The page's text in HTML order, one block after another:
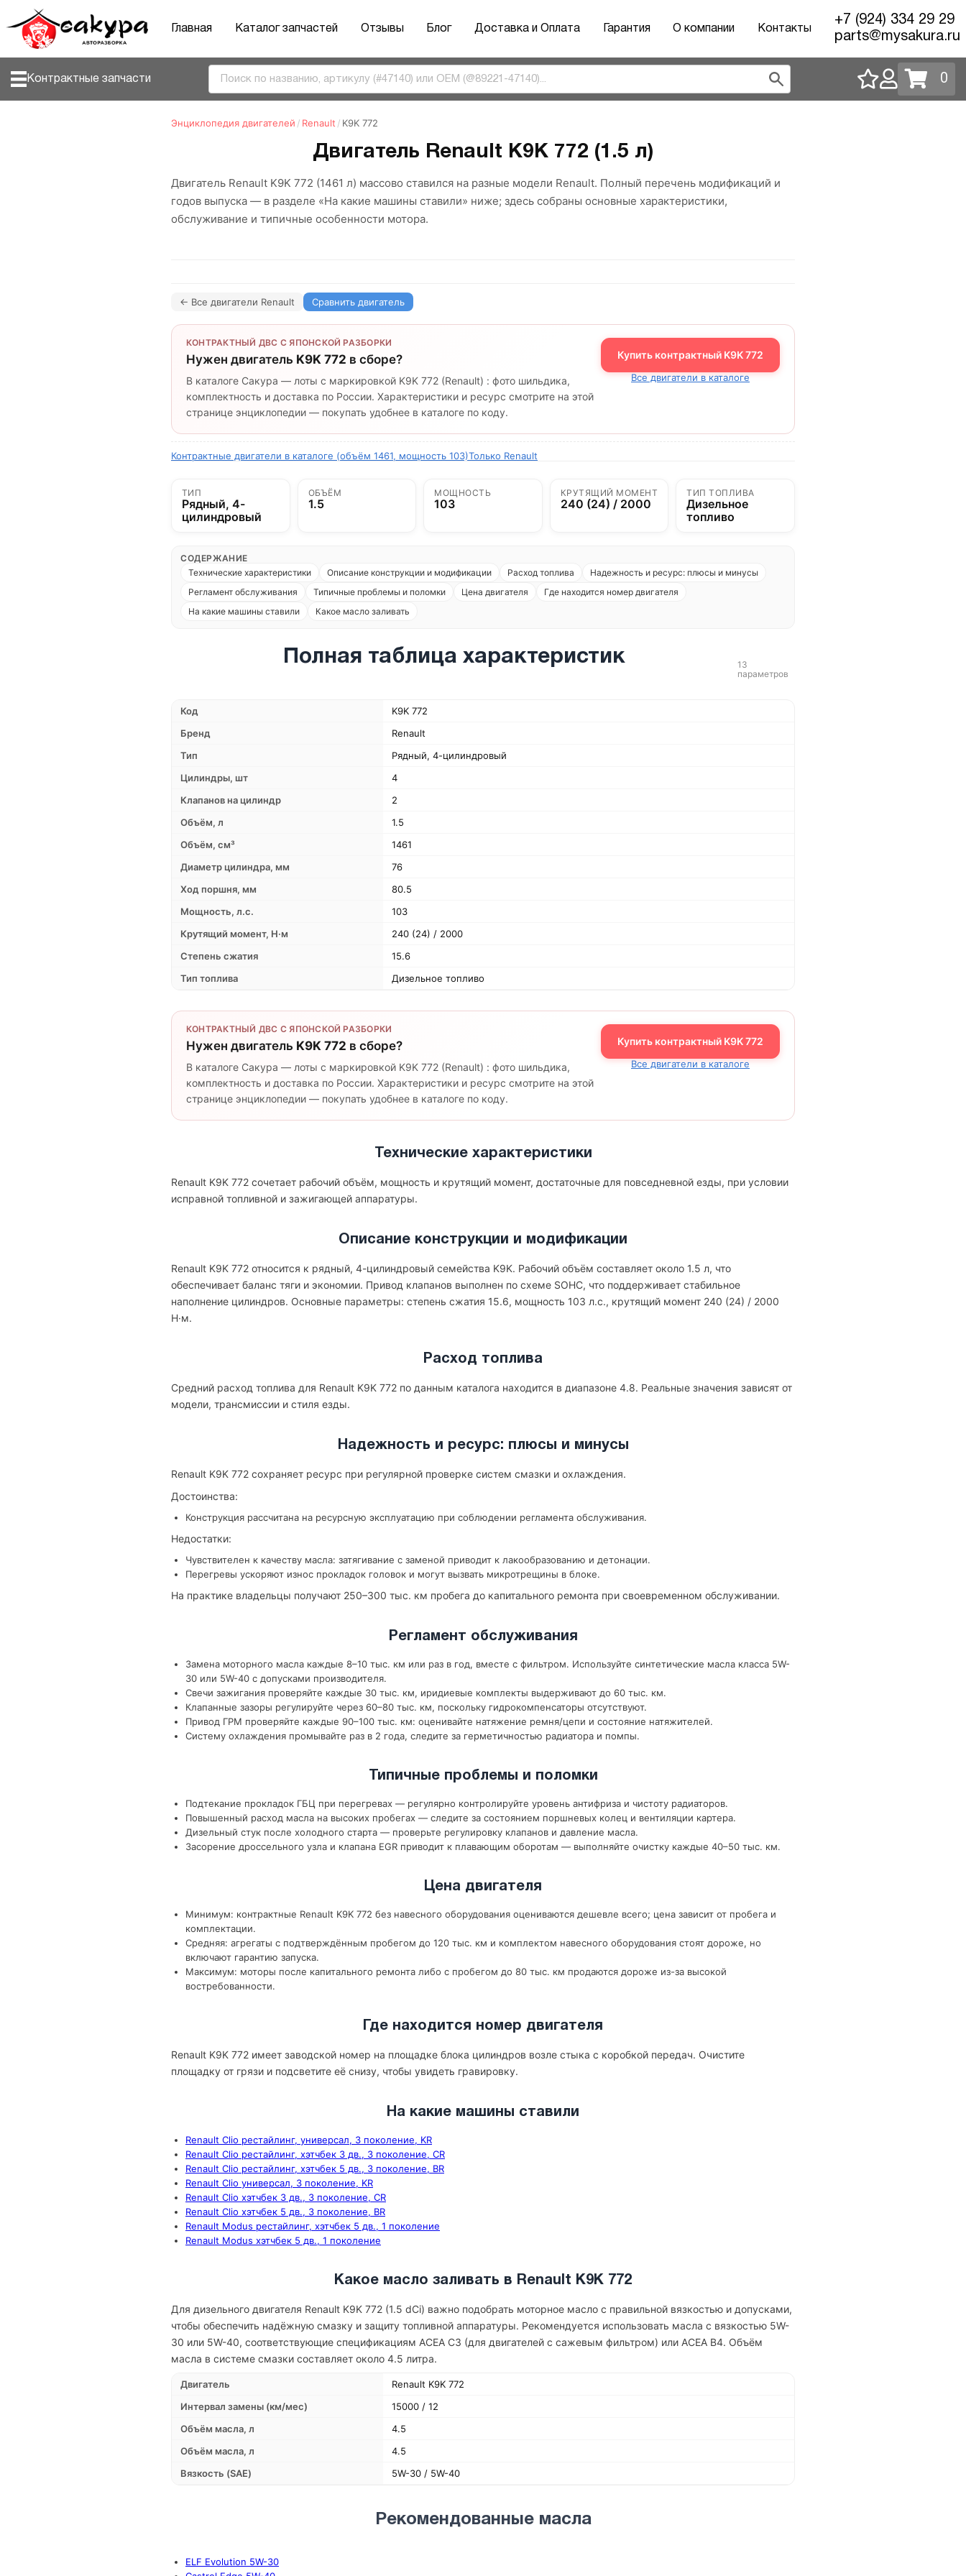
Главная Каталог запчастей Отзывы Блог Доставка и Оплата Гарантия О компании Контакты
+7 (924) 334 29 29
parts@mysakura.ru
Контрактные запчасти 0
Энциклопедия двигателей / Renault / K9K 772
Двигатель Renault K9K 772 (1.5 л)
Двигатель Renault K9K 772 (1461 л) массово ставился на разные модели Renault. Полный перечень модификаций и
годов выпуска — в разделе «На какие машины ставили» ниже; здесь собраны основные характеристики,
обслуживание и типичные особенности мотора.
← Все двигатели Renault Сравнить двигатель
КОНТРАКТНЫЙ ДВС С ЯПОНСКОЙ РАЗБОРКИ
Нужен двигатель K9K 772 в сборе?
В каталоге Сакура — лоты с маркировкой K9K 772 (Renault) : фото шильдика,
комплектность и доставка по России. Характеристики и ресурс смотрите на этой
странице энциклопедии — покупать удобнее в каталоге по коду.
Купить контрактный K9K 772
Все двигатели в каталоге
Контрактные двигатели в каталоге (объём 1461, мощность 103)Только Renault
ТИП
Рядный, 4-
цилиндровый
ОБЪЁМ
1.5
МОЩНОСТЬ
103
КРУТЯЩИЙ МОМЕНТ
240 (24) / 2000
ТИП ТОПЛИВА
Дизельное
топливо
СОДЕРЖАНИЕ
Технические характеристики
Описание конструкции и модификации Расход топлива
Надежность и ресурс: плюсы и минусы
Регламент обслуживания
Типичные проблемы и поломки Цена двигателя
Где находится номер двигателя
На какие машины ставили
Какое масло заливать
Полная таблица характеристик
13
параметров
Код
K9K 772
Бренд
Renault
Тип
Рядный, 4-цилиндровый
Цилиндры, шт
4
Клапанов на цилиндр
2
Объём, л
1.5
Объём, см³
1461
Диаметр цилиндра, мм
76
Ход поршня, мм
80.5
Мощность, л.с.
103
Крутящий момент, Н·м
240 (24) / 2000
Степень сжатия
15.6
Тип топлива
Дизельное топливо
КОНТРАКТНЫЙ ДВС С ЯПОНСКОЙ РАЗБОРКИ
Нужен двигатель K9K 772 в сборе?
В каталоге Сакура — лоты с маркировкой K9K 772 (Renault) : фото шильдика,
комплектность и доставка по России. Характеристики и ресурс смотрите на этой
странице энциклопедии — покупать удобнее в каталоге по коду.
Купить контрактный K9K 772
Все двигатели в каталоге
Технические характеристики
Renault K9K 772 сочетает рабочий объём, мощность и крутящий момент, достаточные для повседневной езды, при условии
исправной топливной и зажигающей аппаратуры.
Описание конструкции и модификации
Renault K9K 772 относится к рядный, 4-цилиндровый семейства K9K. Рабочий объём составляет около 1.5 л, что
обеспечивает баланс тяги и экономии. Привод клапанов выполнен по схеме SOHC, что поддерживает стабильное
наполнение цилиндров. Основные параметры: степень сжатия 15.6, мощность 103 л.с., крутящий момент 240 (24) / 2000
Н·м.
Расход топлива
Средний расход топлива для Renault K9K 772 по данным каталога находится в диапазоне 4.8. Реальные значения зависят от
модели, трансмиссии и стиля езды.
Надежность и ресурс: плюсы и минусы
Renault K9K 772 сохраняет ресурс при регулярной проверке систем смазки и охлаждения.
Достоинства:
Конструкция рассчитана на ресурсную эксплуатацию при соблюдении регламента обслуживания.
Недостатки:
Чувствителен к качеству масла: затягивание с заменой приводит к лакообразованию и детонации.
Перегревы ускоряют износ прокладок головок и могут вызвать микротрещины в блоке.
На практике владельцы получают 250–300 тыс. км пробега до капитального ремонта при своевременном обслуживании.
Регламент обслуживания
Замена моторного масла каждые 8–10 тыс. км или раз в год, вместе с фильтром. Используйте синтетические масла класса 5W-
30 или 5W-40 с допусками производителя.
Свечи зажигания проверяйте каждые 30 тыс. км, иридиевые комплекты выдерживают до 60 тыс. км.
Клапанные зазоры регулируйте через 60–80 тыс. км, поскольку гидрокомпенсаторы отсутствуют.
Привод ГРМ проверяйте каждые 90–100 тыс. км: оценивайте натяжение ремня/цепи и состояние натяжителей.
Систему охлаждения промывайте раз в 2 года, следите за герметичностью радиатора и помпы.
Типичные проблемы и поломки
Подтекание прокладок ГБЦ при перегревах — регулярно контролируйте уровень антифриза и чистоту радиаторов.
Повышенный расход масла на высоких пробегах — следите за состоянием поршневых колец и вентиляции картера.
Дизельный стук после холодного старта — проверьте регулировку клапанов и давление масла.
Засорение дроссельного узла и клапана EGR приводит к плавающим оборотам — выполняйте очистку каждые 40–50 тыс. км.
Цена двигателя
Минимум: контрактные Renault K9K 772 без навесного оборудования оцениваются дешевле всего; цена зависит от пробега и
комплектации.
Средняя: агрегаты с подтверждённым пробегом до 120 тыс. км и комплектом навесного оборудования стоят дороже, но
включают гарантию запуска.
Максимум: моторы после капитального ремонта либо с пробегом до 80 тыс. км продаются дороже из-за высокой
востребованности.
Где находится номер двигателя
Renault K9K 772 имеет заводской номер на площадке блока цилиндров возле стыка с коробкой передач. Очистите
площадку от грязи и подсветите её снизу, чтобы увидеть гравировку.
На какие машины ставили
Renault Clio рестайлинг, универсал, 3 поколение, KR
Renault Clio рестайлинг, хэтчбек 3 дв., 3 поколение, CR
Renault Clio рестайлинг, хэтчбек 5 дв., 3 поколение, BR
Renault Clio универсал, 3 поколение, KR
Renault Clio хэтчбек 3 дв., 3 поколение, CR
Renault Clio хэтчбек 5 дв., 3 поколение, BR
Renault Modus рестайлинг, хэтчбек 5 дв., 1 поколение
Renault Modus хэтчбек 5 дв., 1 поколение
Какое масло заливать в Renault K9K 772
Для дизельного двигателя Renault K9K 772 (1.5 dCi) важно подобрать моторное масло с правильной вязкостью и допусками,
чтобы обеспечить надёжную смазку и защиту топливной аппаратуры. Рекомендуется использовать масла с вязкостью 5W-
30 или 5W-40, соответствующие спецификациям ACEA C3 (для двигателей с сажевым фильтром) или ACEA B4. Объём
масла в системе смазки составляет около 4.5 литра.
Двигатель
Renault K9K 772
Интервал замены (км/мес)
15000 / 12
Объём масла, л
4.5
Объём масла, л
4.5
Вязкость (SAE)
5W-30 / 5W-40
Рекомендованные масла
ELF Evolution 5W-30